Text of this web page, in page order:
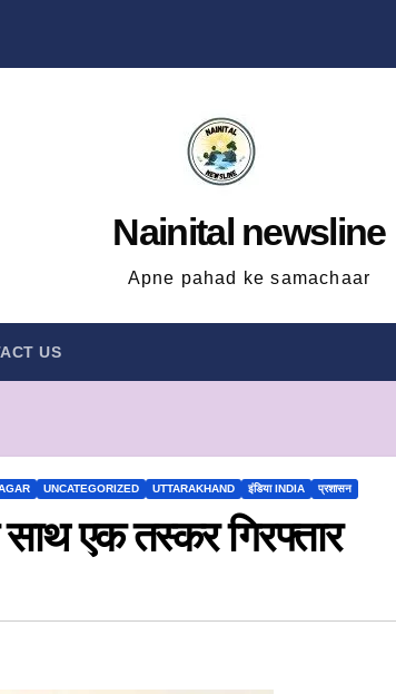
Nainital newsline
Apne pahad ke samachaar
US
UNCATEGORIZED UTTARAKHAND इंडिया INDIA प्रशासन
एक तस्कर गिरफ्तार